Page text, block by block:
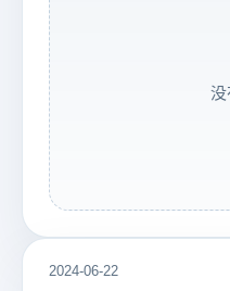
没
2024-06-22